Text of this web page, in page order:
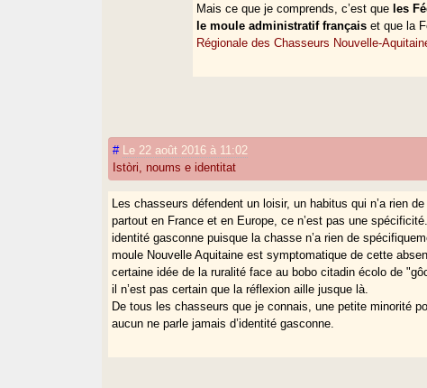
Mais ce que je comprends, c’est queles
le moule administratif français et que la
Régionale des Chasseurs Nouvelle-
# Le 22 août 2016 à 11:02
Istòri, noums e identitat
Les chasseurs défendent un loisir, un habitus qui n’a rien
partout en France et en Europe, ce n’est pas une
identité gasconne puisque la chasse n’a rien de
moule Nouvelle Aquitaine est symptomatique de cette
certaine idée de la ruralité face au bobo citadin écolo de
il n’est pas certain que la réflexion aille jusque là.
De tous les chasseurs que je connais, une petite minorité
aucun ne parle jamais d’identité gasconne.